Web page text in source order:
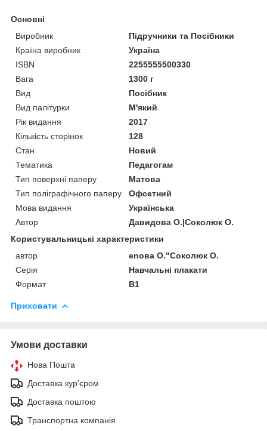
Основні
Виробник
Підручники та Посібники
Країна виробник
Україна
ISBN
2255555500330
Вага
1300 г
Вид
Посібник
Вид палітурки
М'який
Рік видання
2017
Кількість сторінок
128
Стан
Новий
Тематика
Педагогам
Тип поверхні паперу
Матова
Тип поліграфічного паперу
Офсетний
Мова видання
Українська
Автор
Давидова О.|Соколюк О.
Користувальницькі характеристики
автор
enова О."Соколюк О.
Серія
Навчальні плакати
Формат
В1
Приховати
Умови доставки
Нова Пошта
Доставка кур'єром
Доставка поштою
Транспортна компанія